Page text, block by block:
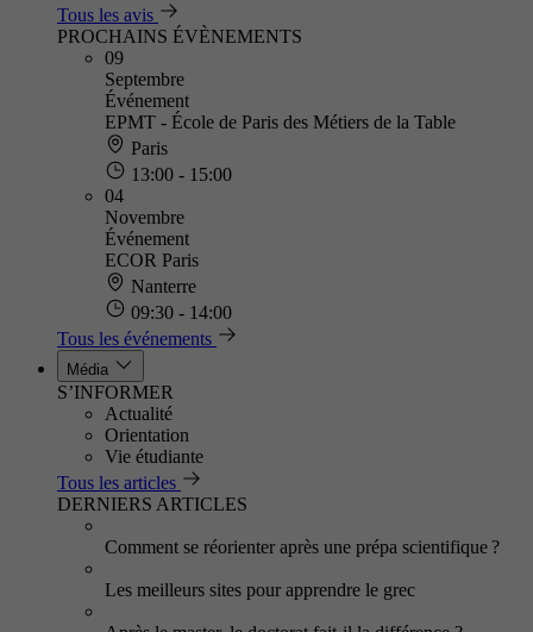
Tous les avis
PROCHAINS ÉVÈNEMENTS
09
Septembre
Événement
EPMT - École de Paris des Métiers de la Table
Paris
13:00 - 15:00
04
Novembre
Événement
ECOR Paris
Nanterre
09:30 - 14:00
Tous les événements
Média
S’INFORMER
Actualité
Orientation
Vie étudiante
Tous les articles
DERNIERS ARTICLES
Comment se réorienter après une prépa scientifique ?
Les meilleurs sites pour apprendre le grec